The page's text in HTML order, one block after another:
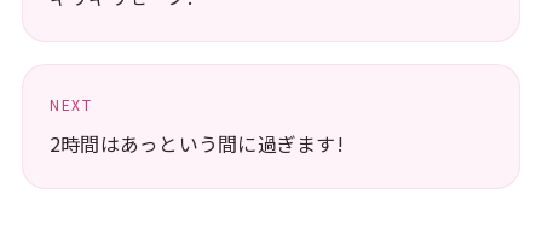
NEXT
2時間はあっという間に過ぎます!